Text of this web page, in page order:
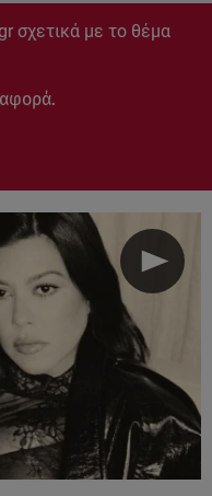
σχετικά με το θέμα
αφορά.